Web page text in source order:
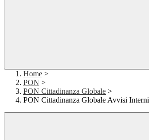
Home >
PON >
PON Cittadinanza Globale >
PON Cittadinanza Globale Avvisi Interni